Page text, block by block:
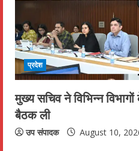
a
d
i
n
g
प्रदेश
मुख्य सचिव ने विभिन्न
बैठक ली
उप संपादक August 10,